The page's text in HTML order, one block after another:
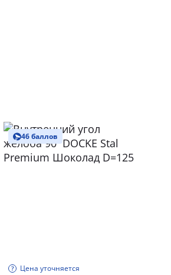
46 баллов
Цена уточняется